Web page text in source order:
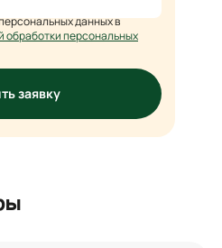
данных в
обработки персональных
заявку